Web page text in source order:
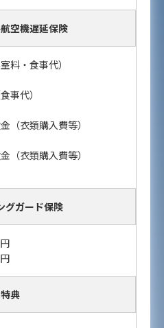
空機遅延保険
料・食事代）
事代）
（衣類購入費等）
（衣類購入費等）
グガード保険
特典